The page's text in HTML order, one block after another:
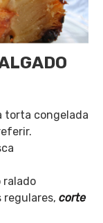
torta congelada
ralado
regulares, corte